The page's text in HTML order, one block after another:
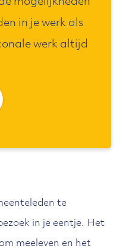
in je werk als
werk altijd
te
in je eentje. Het
meeleven en het